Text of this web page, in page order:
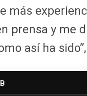
más
prensa y me
así ha